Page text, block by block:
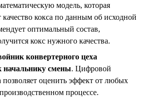
модель, которая
качество кокса по данным об исходной
оптимальный состав,
кокс нужного качества.
конвертерного цеха
начальнику смены. Цифровой
позволяет оценить эффект от любых
процессе.